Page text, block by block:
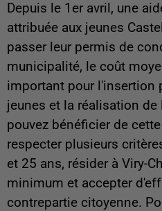
Depuis le 1er avril, une
attribuée aux jeunes
passer leur permis de
municipalité, le coût
important pour l'insertion
jeunes et la réalisation de
pouvez bénéficier de
respecter plusieurs
et 25 ans, résider à Viry-
minimum et accepter
contrepartie citoyenne.